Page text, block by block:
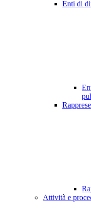
Enti di
Attività e